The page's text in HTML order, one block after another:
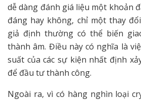
dễ dàng đánh giá liệu một khoản
đáng hay không, chỉ một thay
giả định thường có thể biến
thành âm. Điều này có nghĩa là
suất của các sự kiện nhất định
để đầu tư thành công.
Ngoài ra, vì có hàng nghìn loại